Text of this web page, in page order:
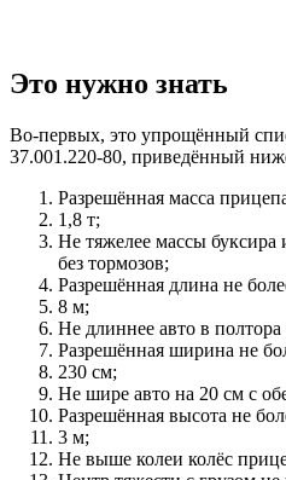
Это нужно знать
Во-первых, это упрощённый
37.001.220-80, приведённый
Разрешённая масса
1,8 т;
Не тяжелее массы
без тормозов;
Разрешённая длина не
8 м;
Не длиннее авто в полтора
Разрешённая ширина не
230 см;
Не шире авто на 20 см с
Разрешённая высота не
3 м;
Не выше колеи колёс